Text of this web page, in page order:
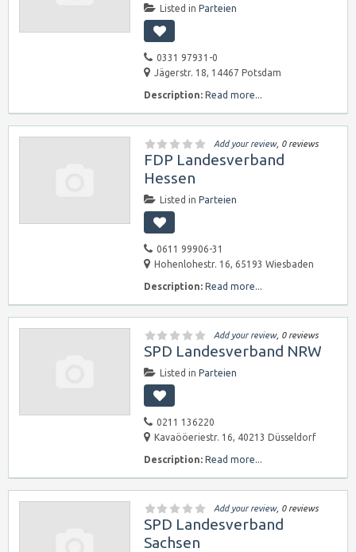
Listed in Parteien
0331 97931-0
Jägerstr. 18, 14467 Potsdam
Description: Read more...
Add your review, 0 reviews
FDP Landesverband
Hessen
Listed in Parteien
0611 99906-31
Hohenlohestr. 16, 65193 Wiesbaden
Description: Read more...
Add your review, 0 reviews
SPD Landesverband NRW
Listed in Parteien
0211 136220
Kavaööeriestr. 16, 40213 Düsseldorf
Description: Read more...
Add your review, 0 reviews
SPD Landesverband
Sachsen